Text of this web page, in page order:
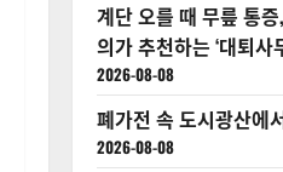
계단 오를 때 무릎 통
의가 추천하는 ‘대퇴사
2026-08-08
폐가전 속 도시광산에
2026-08-08